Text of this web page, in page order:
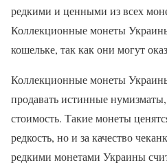
редкими и ценными из всех
Коллекционные монеты
кошельке, так как они могут
Коллекционные монеты
продавать истинные
стоимость. Такие монеты
редкость, но и за качество
редкими монетами Украины